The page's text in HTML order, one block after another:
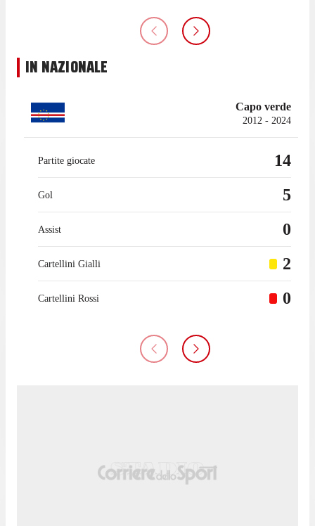
IN NAZIONALE
Capo verde
2012 - 2024
Partite giocate 14
Gol 5
Assist 0
Cartellini Gialli 2
Cartellini Rossi 0